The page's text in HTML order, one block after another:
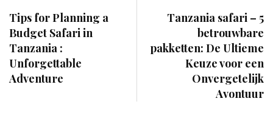
Tips for Planning a
Budget Safari in
Tanzania :
Unforgettable
Adventure
Tanzania safari – 5
betrouwbare
pakketten: De Ultieme
Keuze voor een
Onvergetelijk
Avontuur